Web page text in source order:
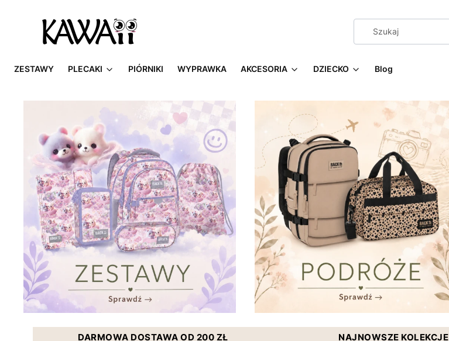
ZESTAWY PLECAKI PIÓRNIKI WYPRAWKA AKCESORIA DZIECKO Blog
DARMOWA DOSTAWA OD 200 ZŁ NAJNOWSZE KOLEKCJE